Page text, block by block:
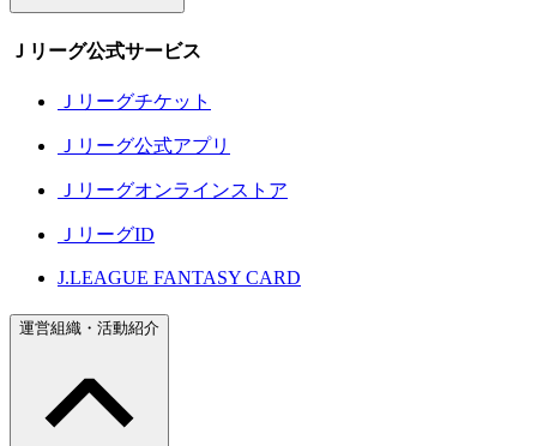
Ｊリーグ公式サービス
Ｊリーグチケット
Ｊリーグ公式アプリ
Ｊリーグオンラインストア
ＪリーグID
J.LEAGUE FANTASY CARD
運営組織・活動紹介